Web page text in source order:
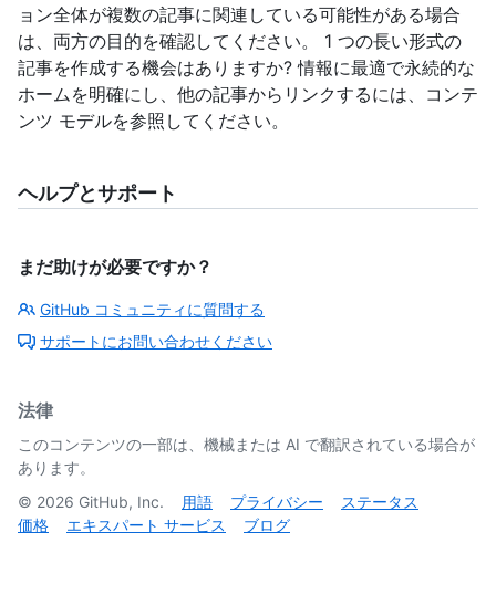
ョン全体が複数の記事に関連している可能性がある場合
は、両方の目的を確認してください。 1 つの長い形式の
記事を作成する機会はありますか? 情報に最適で永続的な
ホームを明確にし、他の記事からリンクするには、コンテ
ンツ モデルを参照してください。
ヘルプとサポート
まだ助けが必要ですか？
GitHub コミュニティに質問する
サポートにお問い合わせください
法律
このコンテンツの一部は、機械または AI で翻訳されている場合が
あります。
© 2026 GitHub, Inc. 用語 プライバシー
ステータス
価格
エキスパート サービス ブログ